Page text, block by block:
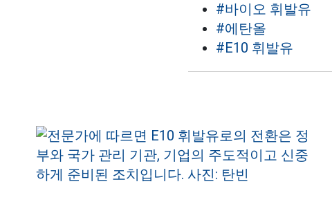
#바이오 휘발유
#에탄올
#E10 휘발유